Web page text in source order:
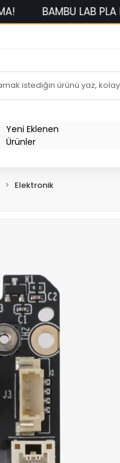
BAMBU LAB PLA BASİC
Yeni Eklenen
Ürünler
Elektronik